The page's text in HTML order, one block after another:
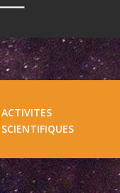
ACTIVITES
SCIENTIFIQUES